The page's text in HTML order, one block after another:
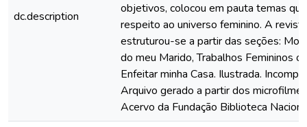
dc.description
objetivos, colocou em pauta temas
respeito ao universo feminino. A revista
estruturou-se a partir das seções:
do meu Marido, Trabalhos Femininos
Enfeitar minha Casa. Ilustrada.
Arquivo gerado a partir dos
Acervo da Fundação Biblioteca